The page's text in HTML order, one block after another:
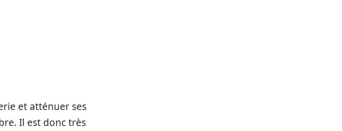
et atténuer ses
Il est donc très